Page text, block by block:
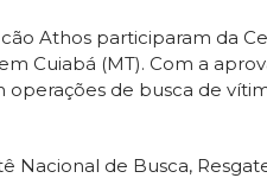
Athos participaram da
Cuiabá (MT). Com a
de busca de
Nacional de Busca,